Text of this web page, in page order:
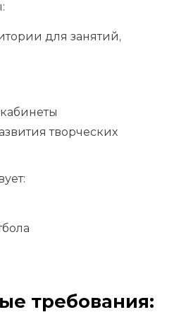
для занятий,
творческих
требования: